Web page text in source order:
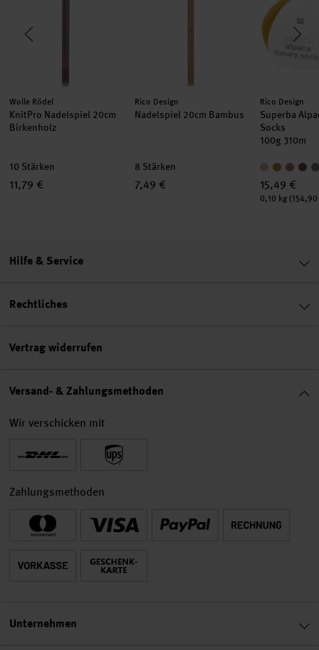
Hersteller:
Wolle Rödel
KnitPro Nadelspiel 20cm
Birkenholz
10 Stärken
11,79 €
Hersteller:
Rico Design
Nadelspiel 20cm Bambus
8 Stärken
7,49 €
Hersteller:
Rico Design
Superba
Socks
100g 310m
15,49 €
Inhalt:
0,10 kg
Hilfe & Service
Rechtliches
Vertrag widerrufen
Versand- & Zahlungsmethoden
Wir verschicken mit
Zahlungsmethoden
Unternehmen